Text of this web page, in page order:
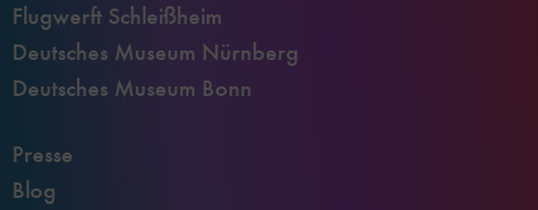
Flugwerft Schleißheim
Deutsches Museum Nürnberg
Deutsches Museum Bonn
Presse
Blog